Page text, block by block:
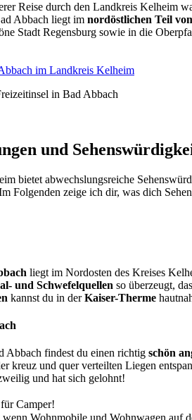
Reise durch den Landkreis Kelheim
Abbach liegt im nordöstlichen Teil
Stadt Regensburg sowie in die
in Bad Abbach
und
bietet abwechslungsreiche
Folgenden zeige ich dir, was dich
liegt im Nordosten des Kreises
und Schwefelquellen so überzeugt,
kannst du in derKaiser-Therme
Abbach findest du einen richtig schön
kreuz und quer verteilten Liegen
und hat sich gelohnt!
Camper!
wenn Wohnmobile und Wohnwagen auf